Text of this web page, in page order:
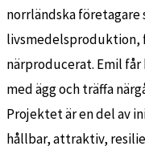
norrländska
livsmedelsproduktion,
närproducerat. Emil
med ägg och träffa
Projektet är en del av
hållbar, attraktiv,